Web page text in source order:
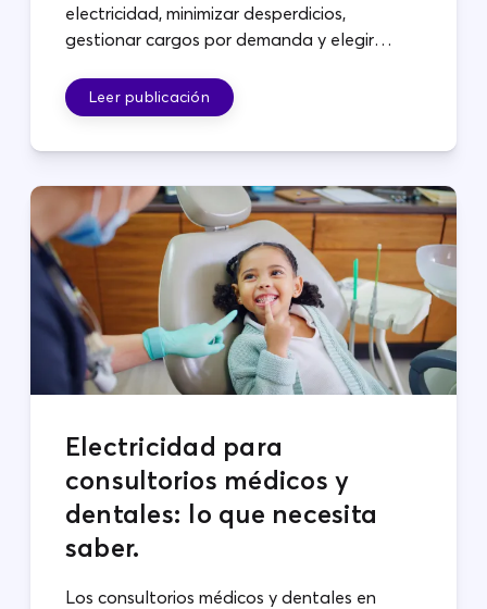
electricidad, minimizar desperdicios,
gestionar cargos por demanda y elegir
Leer publicación
Electricidad para
consultorios médicos y
dentales: lo que necesita
saber.
Los consultorios médicos y dentales en